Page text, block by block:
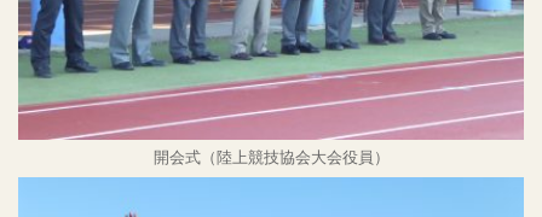
開会式（陸上競技協会大会役員）